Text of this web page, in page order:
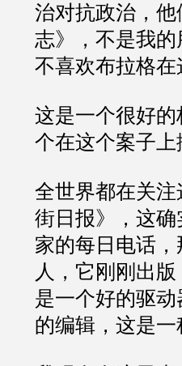
治对抗政治，
志》，不是我
不喜欢布拉格
这是一个很好
个在这个案子
全世界都在关
街日报》，这
家的每日电话
人，它刚刚出
是一个好的驱
的编辑，这是一